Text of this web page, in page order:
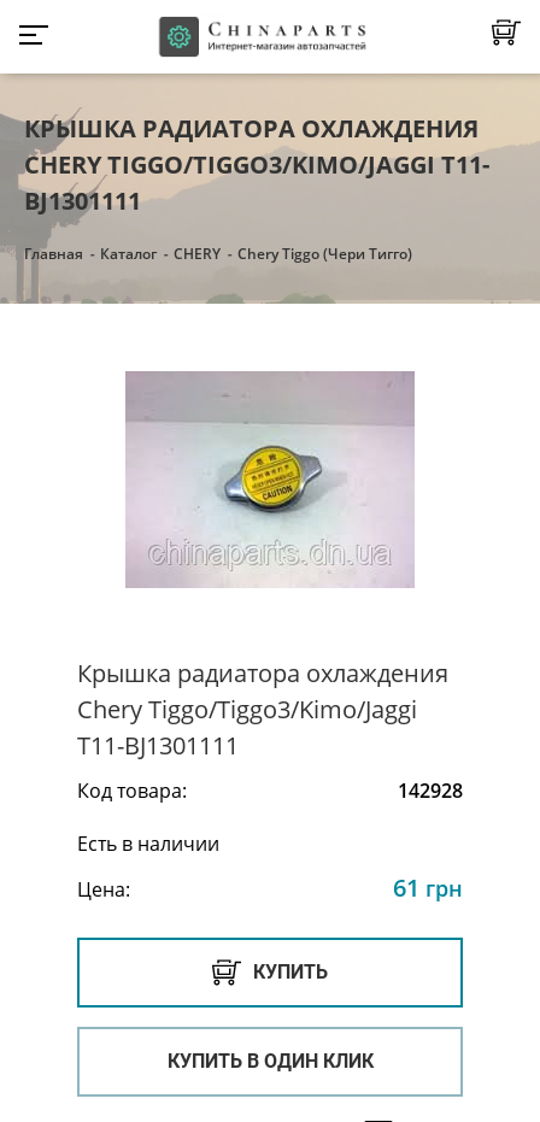
КРЫШКА РАДИАТОРА ОХЛАЖДЕНИЯ
CHERY TIGGO/TIGGO3/KIMO/JAGGI T11-
BJ1301111
Главная Каталог CHERY Chery Tiggo (Чери Тигго)
Крышка радиатора охлаждения
Chery Tiggo/Tiggo3/Kimo/Jaggi
T11-BJ1301111
Код товара:
142928
Есть в наличии
Цена:
61 грн
КУПИТЬ
КУПИТЬ В ОДИН КЛИК